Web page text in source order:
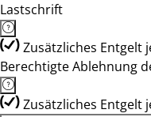
Lastschrift
Zusätzliches Entgelt
Berechtigte Ablehnung
Zusätzliches Entgelt